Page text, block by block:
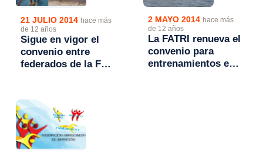
21 JULIO 2014 hace más
de 12 años
Sigue en vigor el
convenio entre
federados de la FAN
participación en
ambas disciplinas
2 MAYO 2014 hace más
de 12 años
La FATRI renueva el
convenio para
entrenamientos en